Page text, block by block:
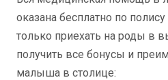
оказана бесплатно по
только приехать на роды в
получить все бонусы и
малыша в столице: